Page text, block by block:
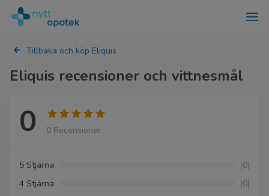
Tillbaka och köp Eliquis
Eliquis recensioner och vittnesmål
0 0 Recensioner
5 Stjärna:
(0)
4 Stjärna:
(0)